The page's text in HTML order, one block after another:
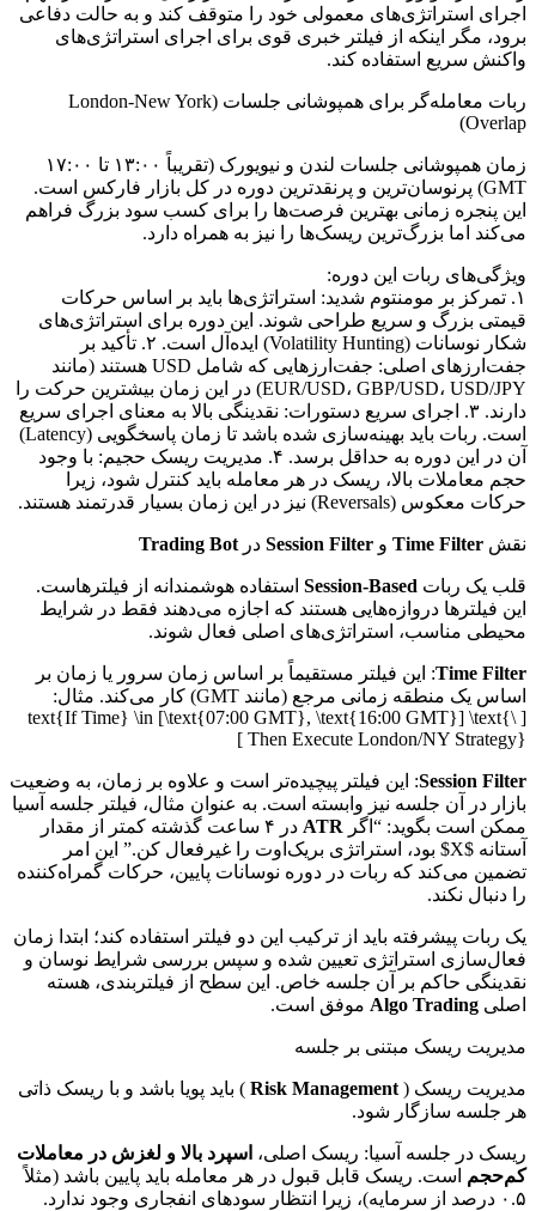
اجرای استراتژی‌های معمولی خود را متوقف کند و به حالت دفاعی
برود، مگر اینکه از فیلتر خبری قوی برای اجرای استراتژی‌های
واکنش سریع استفاده کند.
ربات معامله‌گر برای همپوشانی جلسات (London-New York
Overlap)
زمان همپوشانی جلسات لندن و نیویورک (تقریباً ۱۳:۰۰ تا ۱۷:۰۰
GMT) پرنوسان‌ترین و پرنقدترین دوره در کل بازار فارکس است.
این پنجره زمانی بهترین فرصت‌ها را برای کسب سود بزرگ فراهم
می‌کند اما بزرگ‌ترین ریسک‌ها را نیز به همراه دارد.
ویژگی‌های ربات این دوره:
۱. تمرکز بر مومنتوم شدید: استراتژی‌ها باید بر اساس حرکات
قیمتی بزرگ و سریع طراحی شوند. این دوره برای استراتژی‌های
شکار نوسانات (Volatility Hunting) ایده‌آل است. ۲. تأکید بر
جفت‌ارزهای اصلی: جفت‌ارزهایی که شامل USD هستند (مانند
EUR/USD، GBP/USD، USD/JPY) در این زمان بیشترین حرکت را
دارند. ۳. اجرای سریع دستورات: نقدینگی بالا به معنای اجرای سریع
است. ربات باید بهینه‌سازی شده باشد تا زمان پاسخگویی (Latency)
آن در این دوره به حداقل برسد. ۴. مدیریت ریسک حجیم: با وجود
حجم معاملات بالا، ریسک در هر معامله باید کنترل شود، زیرا
حرکات معکوس (Reversals) نیز در این زمان بسیار قدرتمند هستند.
نقش Time Filter و Session Filter در Trading Bot
قلب یک ربات Session-Based استفاده هوشمندانه از فیلترهاست.
این فیلترها دروازه‌هایی هستند که اجازه می‌دهند فقط در شرایط
محیطی مناسب، استراتژی‌های اصلی فعال شوند.
Time Filter: این فیلتر مستقیماً بر اساس زمان سرور یا زمان بر
اساس یک منطقه زمانی مرجع (مانند GMT) کار می‌کند. مثال:
[ \text{If Time} \in [\text{07:00 GMT}, \text{16:00 GMT}] \text{
Then Execute London/NY Strategy} ]
Session Filter: این فیلتر پیچیده‌تر است و علاوه بر زمان، به وضعیت
بازار در آن جلسه نیز وابسته است. به عنوان مثال، فیلتر جلسه آسیا
ممکن است بگوید: “اگر ATR
در ۴ ساعت گذشته کمتر از مقدار
آستانه $X$ بود، استراتژی بریک‌اوت را غیرفعال کن.” این امر
تضمین می‌کند که ربات در دوره نوسانات پایین، حرکات گمراه‌کننده
را دنبال نکند.
یک ربات پیشرفته باید از ترکیب این دو فیلتر استفاده کند؛ ابتدا زمان
فعال‌سازی استراتژی تعیین شده و سپس بررسی شرایط نوسان و
نقدینگی حاکم بر آن جلسه خاص. این سطح از فیلتربندی، هسته
اصلی Algo Trading موفق است.
مدیریت ریسک مبتنی بر جلسه
مدیریت ریسک ( Risk Management ) باید پویا باشد و با ریسک ذاتی
هر جلسه سازگار شود.
ریسک در جلسه آسیا: ریسک اصلی، اسپرد بالا و لغزش در معاملات
کم‌حجم است. ریسک قابل قبول در هر معامله باید پایین باشد (مثلاً
۰.۵ درصد از سرمایه)، زیرا انتظار سودهای انفجاری وجود ندارد.